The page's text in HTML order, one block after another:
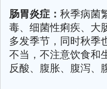
肠胃炎症： 秋季病菌
毒、细菌性痢疾、大
多发季节，同时秋季
不当，不注意饮食和
反酸、腹胀、腹泻、